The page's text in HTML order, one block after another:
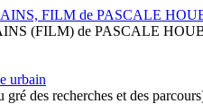
FILM de PASCALE
(FILM) de PASCALE
urbain
gré des recherches et des